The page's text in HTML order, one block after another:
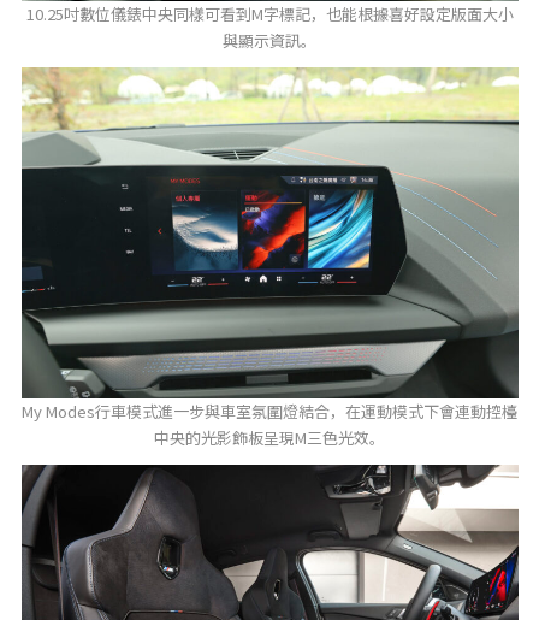
10.25吋數位儀錶中央同樣可看到M字標記，也能根據喜好設定版面大小
與顯示資訊。
My Modes行車模式進一步與車室氛圍燈結合，在運動模式下會連動控檯
中央的光影飾板呈現M三色光效。